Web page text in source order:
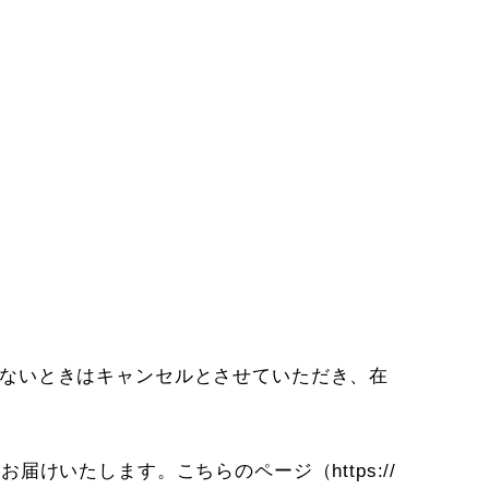
いときはキャンセルとさせていただき、在
届けいたします。こちらのページ（https://